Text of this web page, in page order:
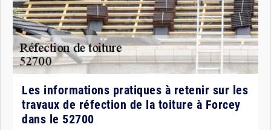
Les informations pratiques à retenir sur les
travaux de réfection de la toiture à Forcey
dans le 52700